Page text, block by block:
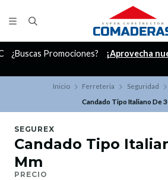
¿Buscas Promociones? ¡Aprovecha
Inicio Ferreteria Seguridad
Candado Tipo Italiano De
SEGUREX
Candado Tipo
Mm
PRECIO